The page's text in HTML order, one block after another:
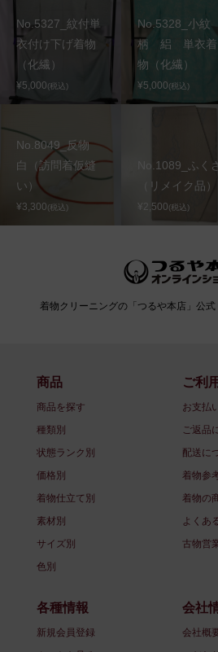
No.5327_紋付単
衣付け下げ着物
（化繊）
¥5,000(税込)
No.5328_小紋
柄 絽 単衣着
物（化繊）
¥5,000(税込)
No.8049_反物
白（訪問着仮縫
い）
¥3,300(税込)
No.1089_ふくさ
（リメイク品）
¥2,500(税込)
着物クリーニングの「つるや本店」公
商品
商品を探す
種類別
状態ランク別
価格別
着物仕立て別
素材別
サイズ別
色別
ご利
お支払
ご返品
配送に
着物参
着物の
よくあ
古物営
各種情報
新規会員登録
会社
会社概